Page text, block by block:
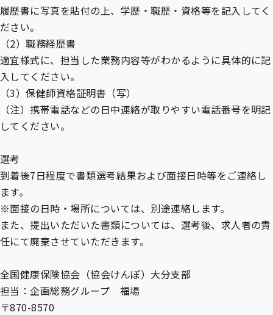
履歴書に写真を貼付の上、学歴・職歴・資格等を記入してく
ださい。
（2）職務経歴書
適宜様式に、担当した業務内容等がわかるように具体的に記
入してください。
（3）保健師資格証明書（写）
（注）携帯電話などの日中連絡が取りやすい電話番号を明記
してください。
選考
到着後7日程度で書類選考結果および面接日時等をご連絡し
ます。
※面接の日時・場所については、別途連絡します。
また、提出いただいた書類については、選考後、求人者の責
任にて廃棄させていただきます。
全国健康保険協会（協会けんぽ）大分支部
担当：企画総務グループ 福場
〒870-8570